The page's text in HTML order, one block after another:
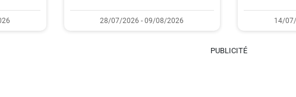
28/07/2026 - 09/08/2026 14/
PUBLICITÉ